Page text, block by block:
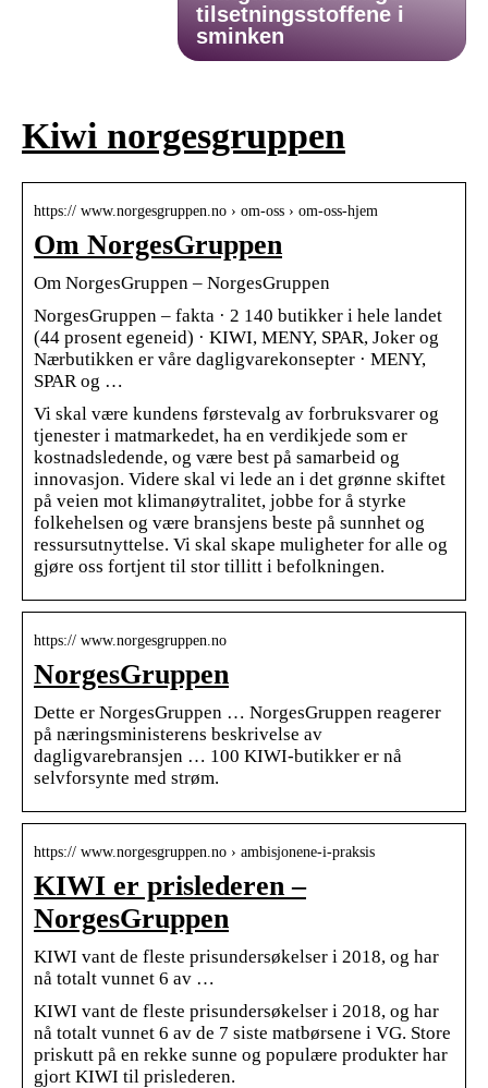
tilsetningsstoffene i
sminken
Kiwi norgesgruppen
https:// www.norgesgruppen.no › om-oss › om-oss-hjem
Om NorgesGruppen
Om NorgesGruppen – NorgesGruppen
NorgesGruppen – fakta · 2 140 butikker i hele landet
(44 prosent egeneid) · KIWI, MENY, SPAR, Joker og
Nærbutikken er våre dagligvarekonsepter · MENY,
SPAR og …
Vi skal være kundens førstevalg av forbruksvarer og
tjenester i matmarkedet, ha en verdikjede som er
kostnadsledende, og være best på samarbeid og
innovasjon. Videre skal vi lede an i det grønne skiftet
på veien mot klimanøytralitet, jobbe for å styrke
folkehelsen og være bransjens beste på sunnhet og
ressursutnyttelse. Vi skal skape muligheter for alle og
gjøre oss fortjent til stor tillitt i befolkningen.
https:// www.norgesgruppen.no
NorgesGruppen
Dette er NorgesGruppen … NorgesGruppen reagerer
på næringsministerens beskrivelse av
dagligvarebransjen … 100 KIWI-butikker er nå
selvforsynte med strøm.
https:// www.norgesgruppen.no › ambisjonene-i-praksis
KIWI er prislederen –
NorgesGruppen
KIWI vant de fleste prisundersøkelser i 2018, og har
nå totalt vunnet 6 av …
KIWI vant de fleste prisundersøkelser i 2018, og har
nå totalt vunnet 6 av de 7 siste matbørsene i VG. Store
priskutt på en rekke sunne og populære produkter har
gjort KIWI til prislederen.